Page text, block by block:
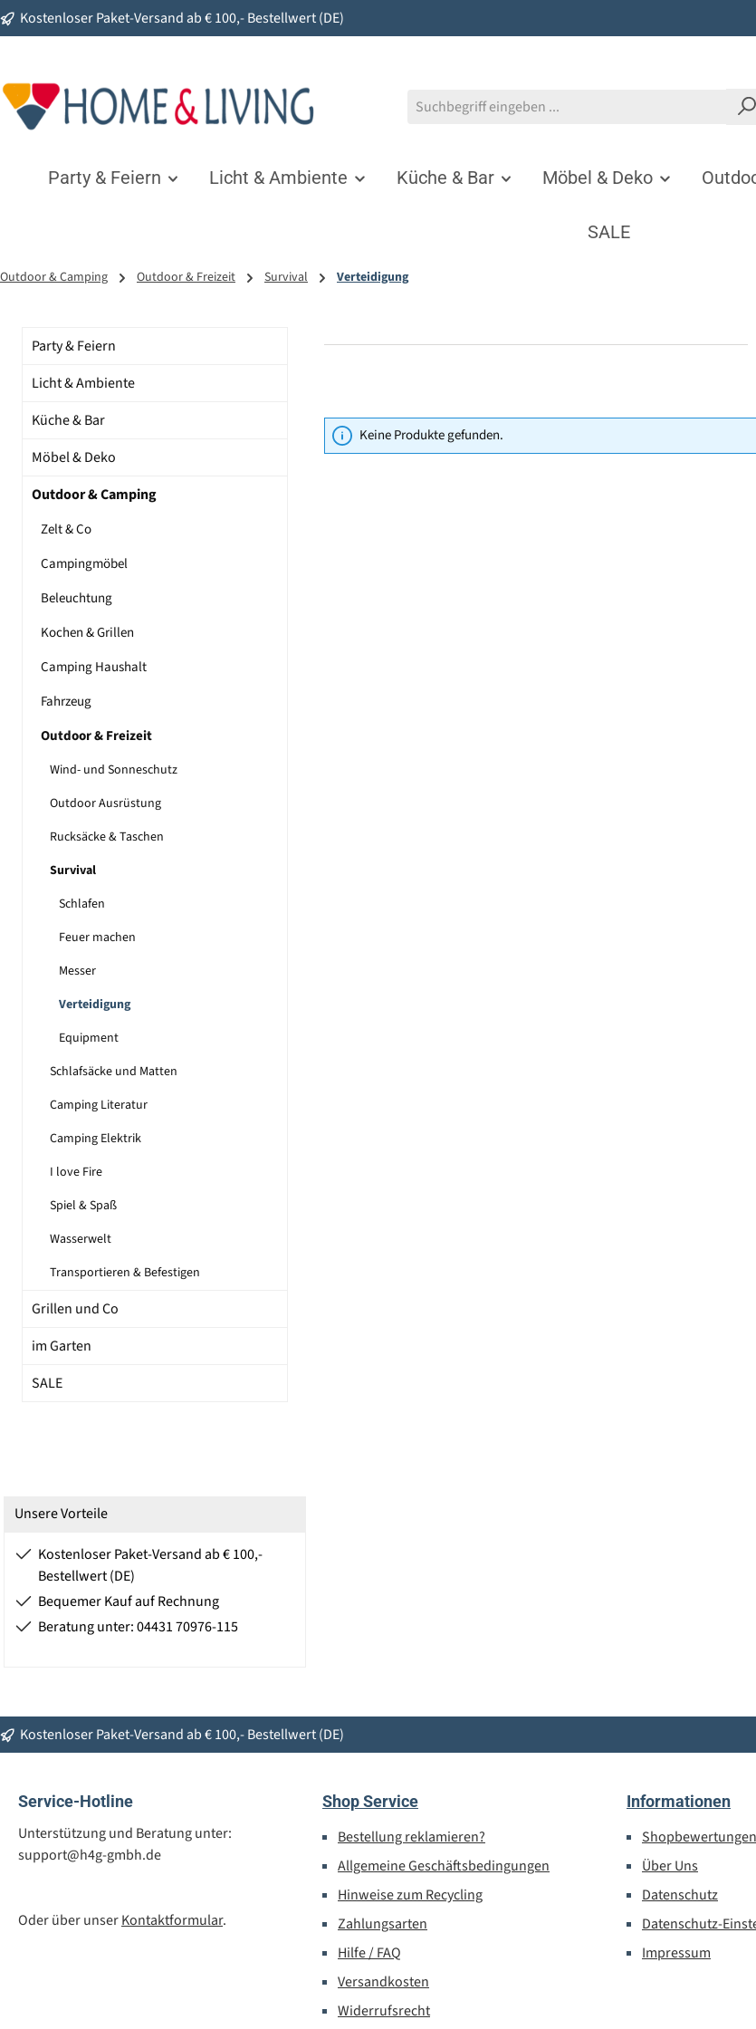
Zur Hauptnavigation springen
Kostenloser Paket-Versand ab € 100,- Bestellwert (DE)
Party & Feiern Licht & Ambiente Küche & Bar Möbel & Deko
SALE
Outdoor & Camping Outdoor & Freizeit Survival Verteidigung
Party & Feiern
Licht & Ambiente
Küche & Bar
Möbel & Deko
Outdoor & Camping
Zelt & Co
Campingmöbel
Beleuchtung
Kochen & Grillen
Camping Haushalt
Fahrzeug
Outdoor & Freizeit
Wind- und Sonneschutz
Outdoor Ausrüstung
Rucksäcke & Taschen
Survival
Schlafen
Feuer machen
Messer
Verteidigung
Equipment
Schlafsäcke und Matten
Camping Literatur
Camping Elektrik
I love Fire
Spiel & Spaß
Wasserwelt
Transportieren & Befestigen
Grillen und Co
im Garten
SALE
Unsere Vorteile
Kostenloser Paket-Versand ab € 100,-
Bestellwert (DE)
Bequemer Kauf auf Rechnung
Beratung unter: 04431 70976-115
Keine Produkte gefunden.
Kostenloser Paket-Versand ab € 100,- Bestellwert (DE)
Service-Hotline
Unterstützung und Beratung unter:
support@h4g-gmbh.de
Oder über unserKontaktformular.
Shop Service
Bestellung reklamieren?
Allgemeine Geschäftsbedingungen
Hinweise zum Recycling
Zahlungsarten
Hilfe / FAQ
Versandkosten
Widerrufsrecht
Informationen
Shopbewertungen
Über Uns
Datenschutz
Datenschutz-
Impressum